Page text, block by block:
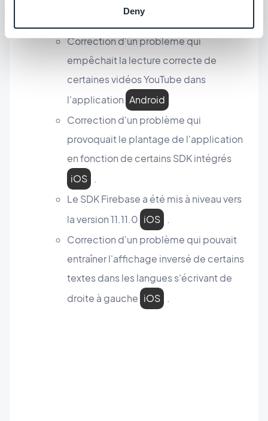
Deny
Android
Correction d'un problème qui
empêchait la lecture correcte de
certaines vidéos YouTube dans
l'application Android
Correction d'un problème qui
provoquait le plantage de l'application
en fonction de certains SDK intégrés
iOS
.
Le SDK Firebase a été mis à niveau vers
la version 11.11.0 iOS
.
Correction d'un problème qui pouvait
entraîner l'affichage inversé de certains
textes dans les langues s'écrivant de
droite à gauche iOS .